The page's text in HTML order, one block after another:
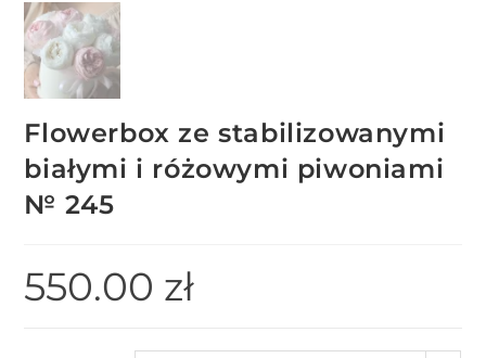
Flowerbox ze stabilizowanymi
białymi i różowymi piwoniami
№ 245
550.00 zł